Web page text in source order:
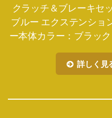
クラッチ＆ブレーキセ
ブルー エクステンショ
ー本体カラー：ブラッ
詳しく見